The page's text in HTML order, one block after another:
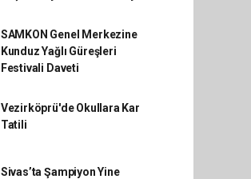
SAMKON Genel Merkezine
Kunduz Yağlı Güreşleri
Festivali Daveti
Vezirköprü'de Okullara Kar
Tatili
Sivas’ta Şampiyon Yine